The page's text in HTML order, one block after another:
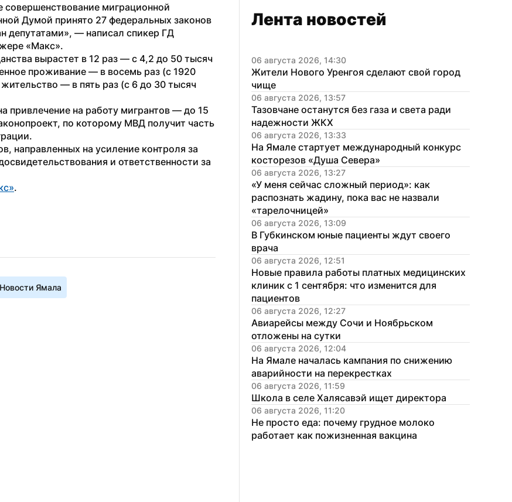
совершенствование миграционной
Думой принято 27 федеральных законов
депутатами», — написал спикер ГД
«Макс».
вырастет в 12 раз — с 4,2 до 50 тысяч
проживание — в восемь раз (с 1920
— в пять раз (с 6 до 30 тысяч
привлечение на работу мигрантов — до 15
по которому МВД получит часть
направленных на усиление контроля за
и ответственности за
.
Новости Ямала
Лента новостей
06 августа 2026, 14:30
Жители Нового Уренгоя сделают свой город
чище
06 августа 2026, 13:57
Тазовчане останутся без газа и света ради
надежности ЖКХ
06 августа 2026, 13:33
На Ямале стартует международный конкурс
косторезов «Душа Севера»
06 августа 2026, 13:27
«У меня сейчас сложный период»: как
распознать жадину, пока вас не назвали
«тарелочницей»
06 августа 2026, 13:09
В Губкинском юные пациенты ждут своего
врача
06 августа 2026, 12:51
Новые правила работы платных медицинских
клиник с 1 сентября: что изменится для
пациентов
06 августа 2026, 12:27
Авиарейсы между Сочи и Ноябрьском
отложены на сутки
06 августа 2026, 12:04
На Ямале началась кампания по снижению
аварийности на перекрестках
06 августа 2026, 11:59
Школа в селе Халясавэй ищет директора
06 августа 2026, 11:20
Не просто еда: почему грудное молоко
работает как пожизненная вакцина